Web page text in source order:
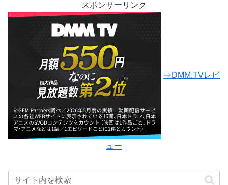
スポンサーリンク
⇒DMM.TVレビ
ュー